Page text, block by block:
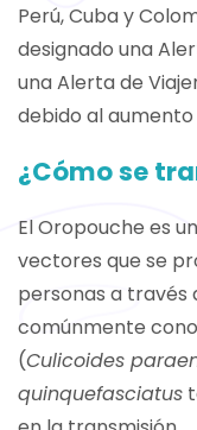
Perú, Cuba y
designado una
una Alerta de
debido al
¿Cómo se
El Oropouche es
vectores que se
personas a través
comúnmente
(Culicoides
quinquefasciatus